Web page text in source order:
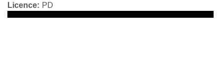
Licence
PD